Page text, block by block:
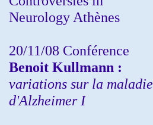
Neurology Athènes
20/11/08 Conférence
Benoit Kullmann :
variations sur la maladie
d'Alzheimer I